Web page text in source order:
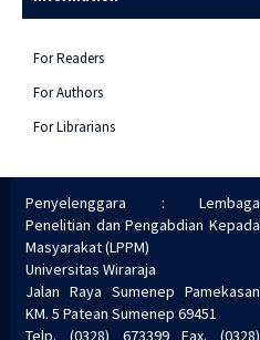
For Readers
For Authors
For Librarians
Penyelenggara : Lembaga
Penelitian dan Pengabdian Kepada
Masyarakat (LPPM)
Universitas Wiraraja
Jalan Raya Sumenep Pamekasan
KM. 5 Patean Sumenep 69451
Telp. (0328) 673399 Fax. (0328)